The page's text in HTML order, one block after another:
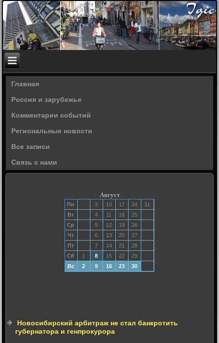
Главная
Россия и зарубежье
Комментарии событий
Региональные новости
Все записи
Связь с нами
Август
Пн 3 10 17 24
31
Вт
4 11 18
25
Ср
5 12 19
26
Чт
6 13 20
27
Пт
7 14 21
28
Сб
1 8 15 22
29
Вс
2 9 16 23 30
Новосибирский арбитраж не стал банкротить
губернатора и генпрокурора